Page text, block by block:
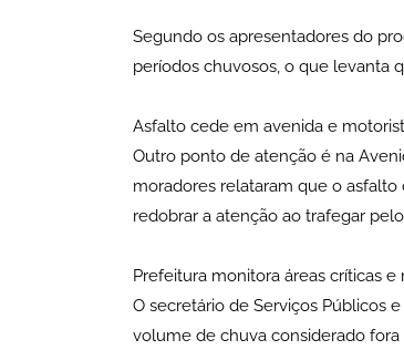
Segundo os apresentadores do
períodos chuvosos, o que levanta
Asfalto cede em avenida e
Outro ponto de atenção é na
moradores relataram que o
redobrar a atenção ao trafegar
Prefeitura monitora áreas críticas e
O secretário de Serviços Públicos
volume de chuva considerado